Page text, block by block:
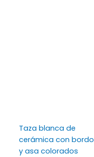
Taza blanca de
cerámica con bordo
y asa colorados